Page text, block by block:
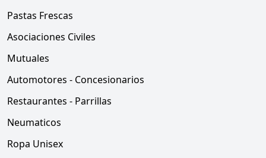
Pastas Frescas
Asociaciones Civiles
Mutuales
Automotores - Concesionarios
Restaurantes - Parrillas
Neumaticos
Ropa Unisex